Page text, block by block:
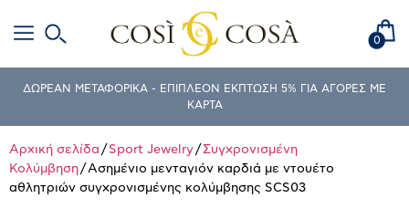
0
ΔΩΡΕΑΝ ΜΕΤΑΦΟΡΙΚΑ - ΕΠΙΠΛΕΟΝ ΕΚΠΤΩΣΗ 5% ΓΙΑ ΑΓΟΡΕΣ ΜΕ
ΚΑΡΤΑ
Αρχική σελίδα / Sport Jewelry/Συγχρονισμένη
Κολύμβηση/ Ασημένιο μενταγιόν καρδιά με ντουέτο
αθλητριών συγχρονισμένης κολύμβησης SCS03